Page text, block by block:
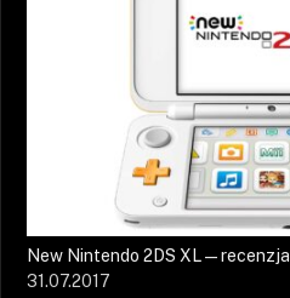
New Nintendo 2DS XL — recenzja
31.07.2017